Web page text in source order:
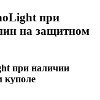
при
на защитном